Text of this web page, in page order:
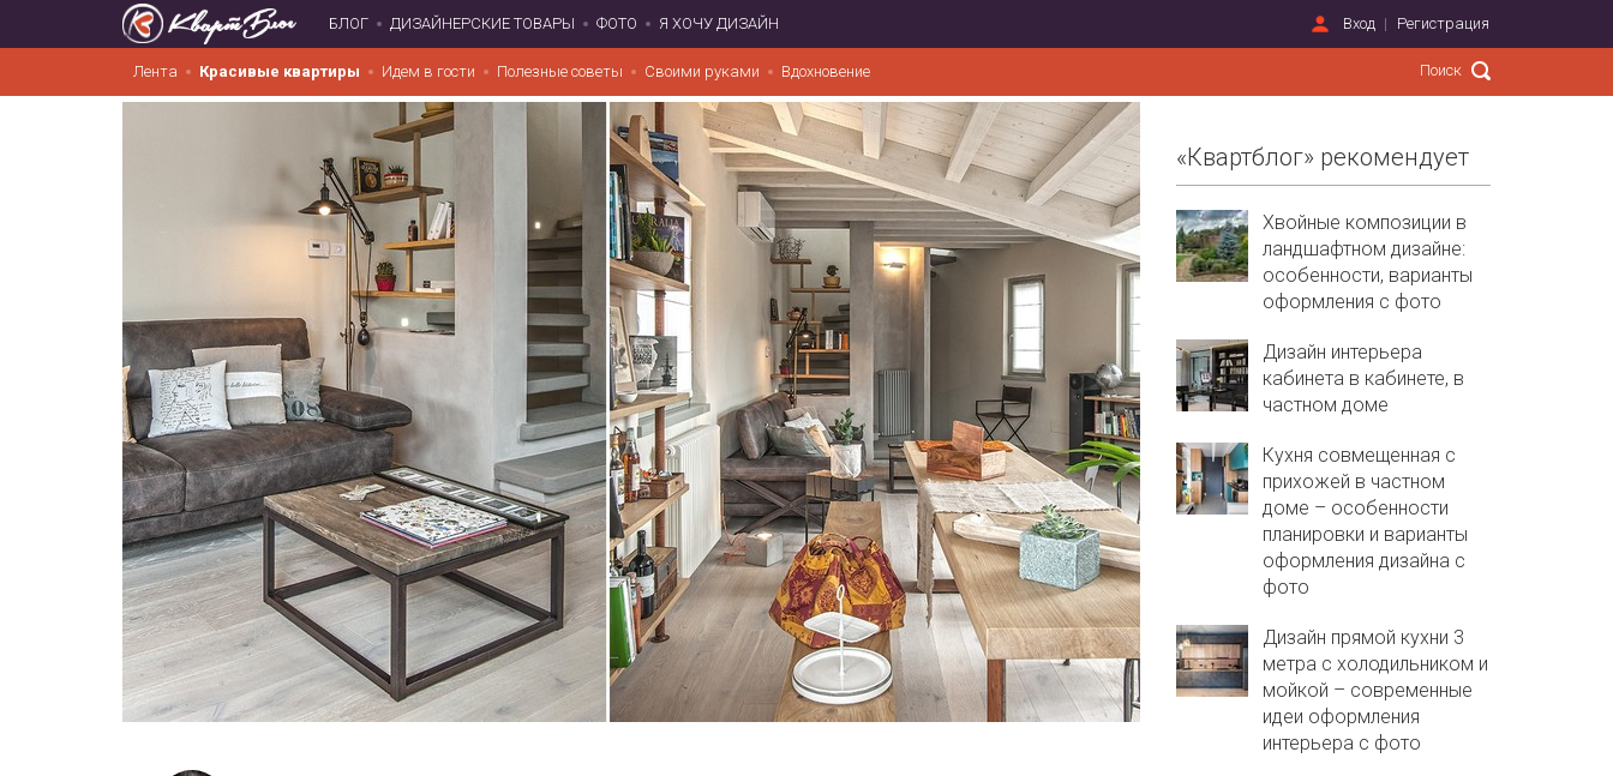
БЛОГ ДИЗАЙНЕРСКИЕ ТОВАРЫ ФОТО Я ХОЧУ ДИЗАЙН Вход Регистрация
Лента Красивые квартиры Идем в гости Полезные советы Своими руками Вдохновение
«Квартблог» рекомендует
Хвойные композиции в
ландшафтном дизайне:
особенности, варианты
оформления с фото
Дизайн интерьера
кабинета в кабинете, в
частном доме
Кухня совмещенная с
прихожей в частном
доме – особенности
планировки и варианты
оформления дизайна с
фото
Дизайн прямой кухни 3
метра с холодильником и
мойкой – современные
идеи оформления
интерьера с фото